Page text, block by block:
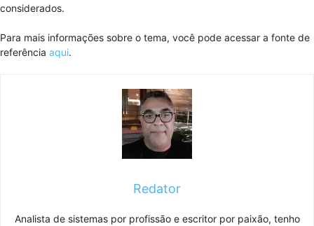
considerados.
Para mais informações sobre o tema, você pode acessar a fonte de
referência aqui.
Redator
Analista de sistemas por profissão e escritor por paixão, tenho